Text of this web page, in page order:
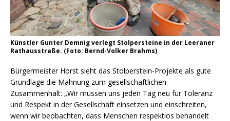
Künstler Gunter Demnig verlegt Stolpersteine in der Leeraner
Rathausstraße. (Foto: Bernd-Volker Brahms)
Bürgermeister Horst sieht das Stolperstein-Projekte als gute
Grundlage die Mahnung zum gesellschaftlichen
Zusammenhalt: „Wir müssen uns jeden Tag neu für Toleranz
und Respekt in der Gesellschaft einsetzen und einschreiten,
wenn wir beobachten, dass Menschen respektlos behandelt